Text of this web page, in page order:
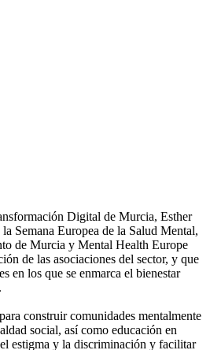
Digital de Murcia, Esther
Semana Europea de la Salud Mental,
de Murcia y Mental Health Europe
de las asociaciones del sector, y que
en los que se enmarca el bienestar
construir comunidades mentalmente
social, así como educación en
estigma y la discriminación y facilitar